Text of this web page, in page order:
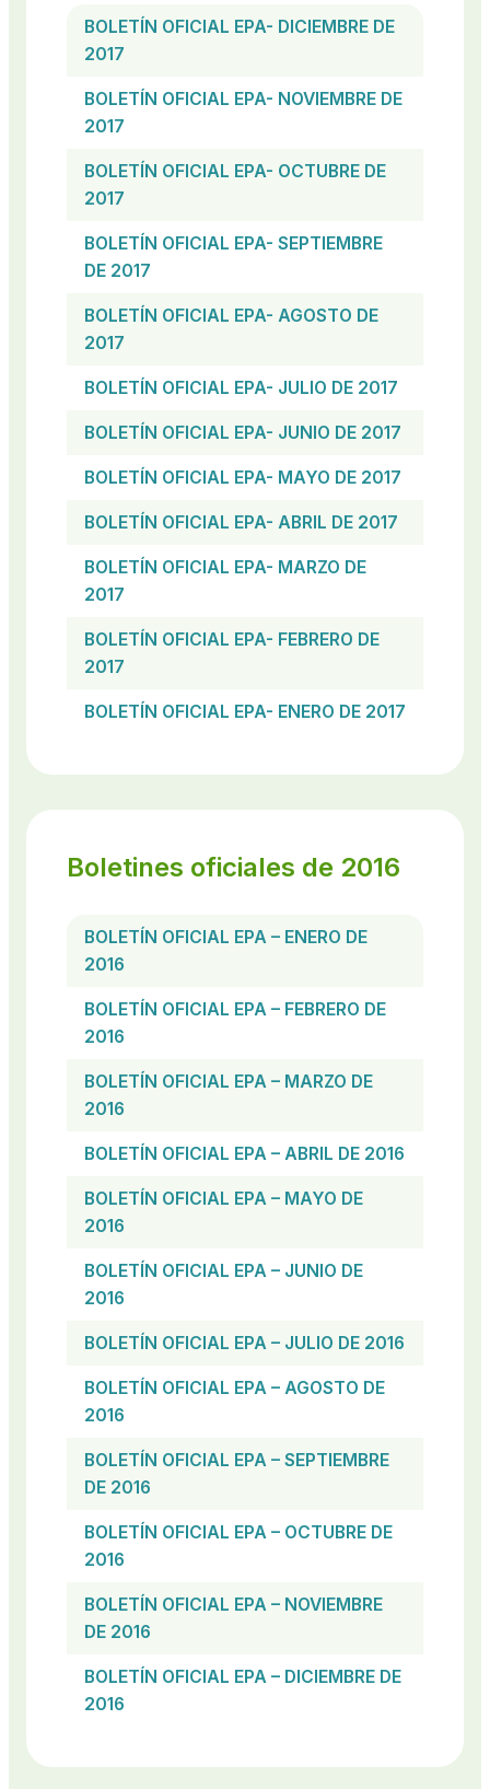
BOLETÍN OFICIAL EPA- DICIEMBRE DE
2017
BOLETÍN OFICIAL EPA- NOVIEMBRE DE
2017
BOLETÍN OFICIAL EPA- OCTUBRE DE
2017
BOLETÍN OFICIAL EPA- SEPTIEMBRE
DE 2017
BOLETÍN OFICIAL EPA- AGOSTO DE
2017
BOLETÍN OFICIAL EPA- JULIO DE 2017
BOLETÍN OFICIAL EPA- JUNIO DE 2017
BOLETÍN OFICIAL EPA- MAYO DE 2017
BOLETÍN OFICIAL EPA- ABRIL DE 2017
BOLETÍN OFICIAL EPA- MARZO DE
2017
BOLETÍN OFICIAL EPA- FEBRERO DE
2017
BOLETÍN OFICIAL EPA- ENERO DE 2017
Boletines oficiales de 2016
BOLETÍN OFICIAL EPA – ENERO DE
2016
BOLETÍN OFICIAL EPA – FEBRERO DE
2016
BOLETÍN OFICIAL EPA – MARZO DE
2016
BOLETÍN OFICIAL EPA – ABRIL DE 2016
BOLETÍN OFICIAL EPA – MAYO DE
2016
BOLETÍN OFICIAL EPA – JUNIO DE
2016
BOLETÍN OFICIAL EPA – JULIO DE 2016
BOLETÍN OFICIAL EPA – AGOSTO DE
2016
BOLETÍN OFICIAL EPA – SEPTIEMBRE
DE 2016
BOLETÍN OFICIAL EPA – OCTUBRE DE
2016
BOLETÍN OFICIAL EPA – NOVIEMBRE
DE 2016
BOLETÍN OFICIAL EPA – DICIEMBRE DE
2016